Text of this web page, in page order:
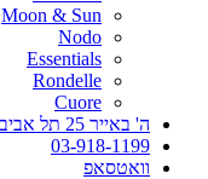
Moon & Sun
Nodo
Essentials
Rondelle
Cuore
ה' באייר 25 תל אביב – לחצו לניווט
03-918-1199
וואטסאפ